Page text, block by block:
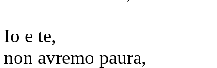
Io e te,
non avremo paura,